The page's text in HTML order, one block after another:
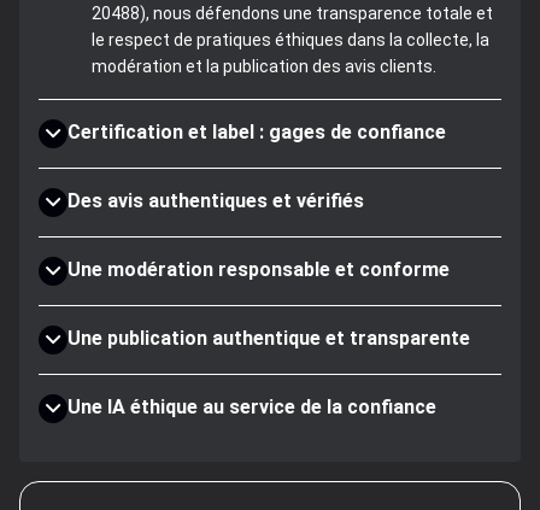
20488), nous défendons une transparence totale et
le respect de pratiques éthiques dans la collecte, la
modération et la publication des avis clients.
Certification et label : gages de confiance
Des avis authentiques et vérifiés
Une modération responsable et conforme
Une publication authentique et transparente
Une IA éthique au service de la confiance